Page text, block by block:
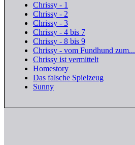
Chrissy - 1
Chrissy - 2
Chrissy - 3
Chrissy - 4 bis 7
Chrissy - 8 bis 9
Chrissy - vom Fundhund zum...
Chrissy ist vermittelt
Homestory
Das falsche Spielzeug
Sunny